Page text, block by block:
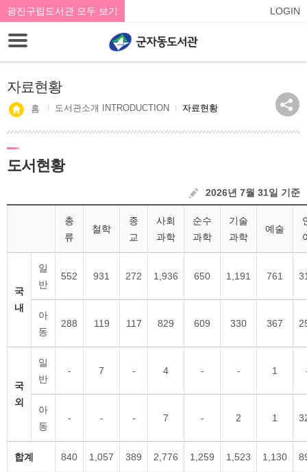
광진구립도서관 모두 보기 LOGIN
자료현황
홈 도서관소개 INTRODUCTION 자료현황
도서현황
2026년 7월 31일 기준
총
류
철학
종
교
사회
과학
순수
과학
기술
과학
예술
국
내
일
반
552 931 272 1,936 650 1,191 761
아
동
288 119 117 829 609 330 367
국
외
일
반
- 7 - 4 - - 1
아
동
- - - 7 - 2 1
합계 840 1,057 389 2,776 1,259 1,523 1,130